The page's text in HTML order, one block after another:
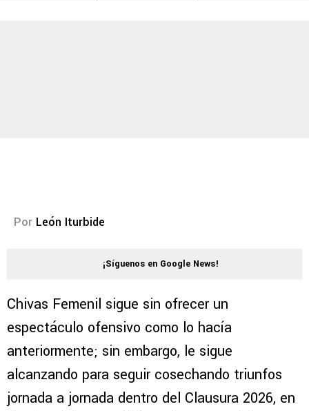
Por León Iturbide
¡Síguenos en Google News!
Chivas Femenil sigue sin ofrecer un
espectáculo ofensivo como lo hacía
anteriormente; sin embargo, le sigue
alcanzando para seguir cosechando triunfos
jornada a jornada dentro del Clausura 2026, en